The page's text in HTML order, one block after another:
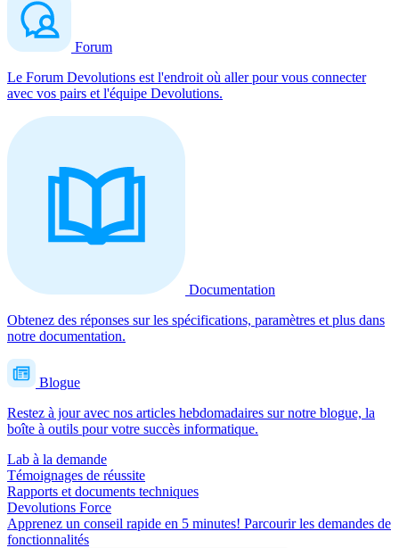
Forum
Le Forum Devolutions est l'endroit où aller pour vous connecter
avec vos pairs et l'équipe Devolutions.
Documentation
Obtenez des réponses sur les spécifications, paramètres et plus dans
notre documentation.
Blogue
Restez à jour avec nos articles hebdomadaires sur notre blogue, la
boîte à outils pour votre succès informatique.
Lab à la demande
Témoignages de réussite
Rapports et documents techniques
Devolutions Force
Apprenez un conseil rapide en 5 minutes! Parcourir les demandes de
fonctionnalités